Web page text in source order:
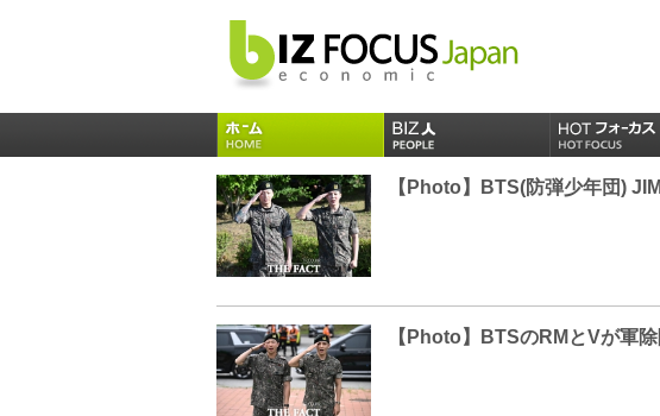
【Photo】BTS(防弾少年団)
【Photo】BTSのRMとVが軍除